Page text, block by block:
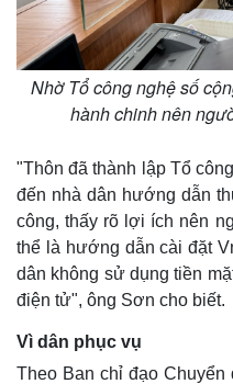
Nhờ Tổ công nghệ số
hành chinh nên
"Thôn đã thành lập Tổ
đến nhà dân hướng dẫn
công, thấy rõ lợi ích nên
thể là hướng dẫn cài đặt
dân không sử dụng tiền
điện tử", ông Sơn cho biết.
Vì dân phục vụ
Theo Ban chỉ đạo Chuyển